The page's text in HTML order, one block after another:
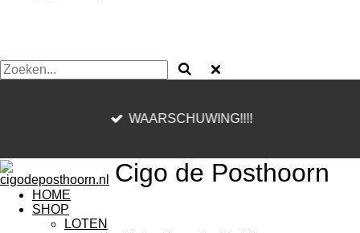
WAARSCHUWING!!!!
Cigo de Posthoorn
HOME
SHOP
LOTEN